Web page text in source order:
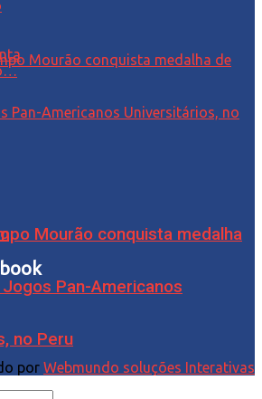
Mourão conquista medalha
Pan-Americanos
no Peru
por Webmundo soluções Interativas